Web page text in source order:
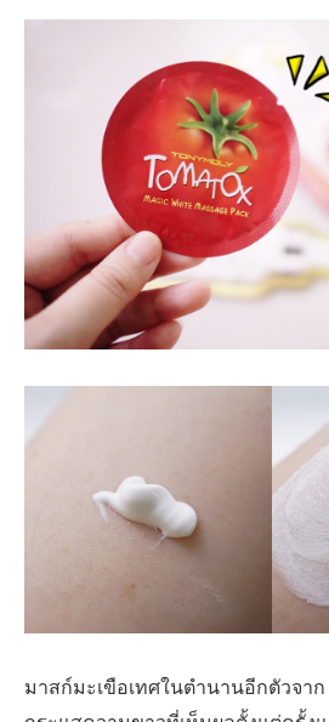
มาสก์มะเขือเทศในตำนานอีกตัวจาก